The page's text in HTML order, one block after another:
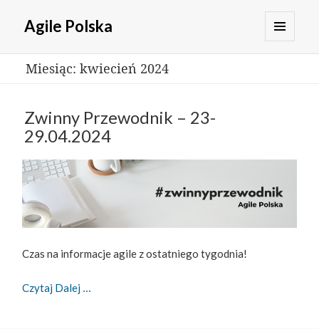
Agile Polska
Miesiąc: kwiecień 2024
Zwinny Przewodnik – 23-
29.04.2024
Czas na informacje agile z ostatniego tygodnia!
Czytaj Dalej